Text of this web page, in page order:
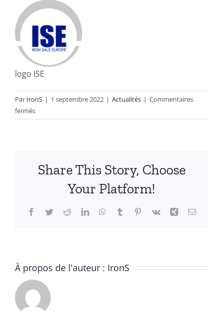
logo ISE
Par IronS | 1 septembre 2022 | Actualités | Commentaires
ferméssur
LES
ET
APPLICATIONS
Share This Story, Choose
Your Platform!
Facebook
TwitterRedditLinkedInWhatsApp
TumblrPinterest
Vk Xing Email
À propos de l'auteur : IronS